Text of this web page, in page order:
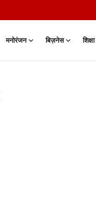
मनोरंजन बिज़नेस शिक्षा